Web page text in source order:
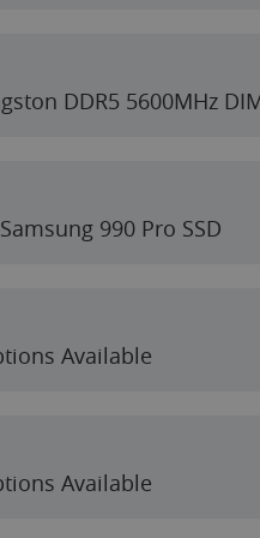
DDR5 5600MHz
990 Pro SSD
Available
Available